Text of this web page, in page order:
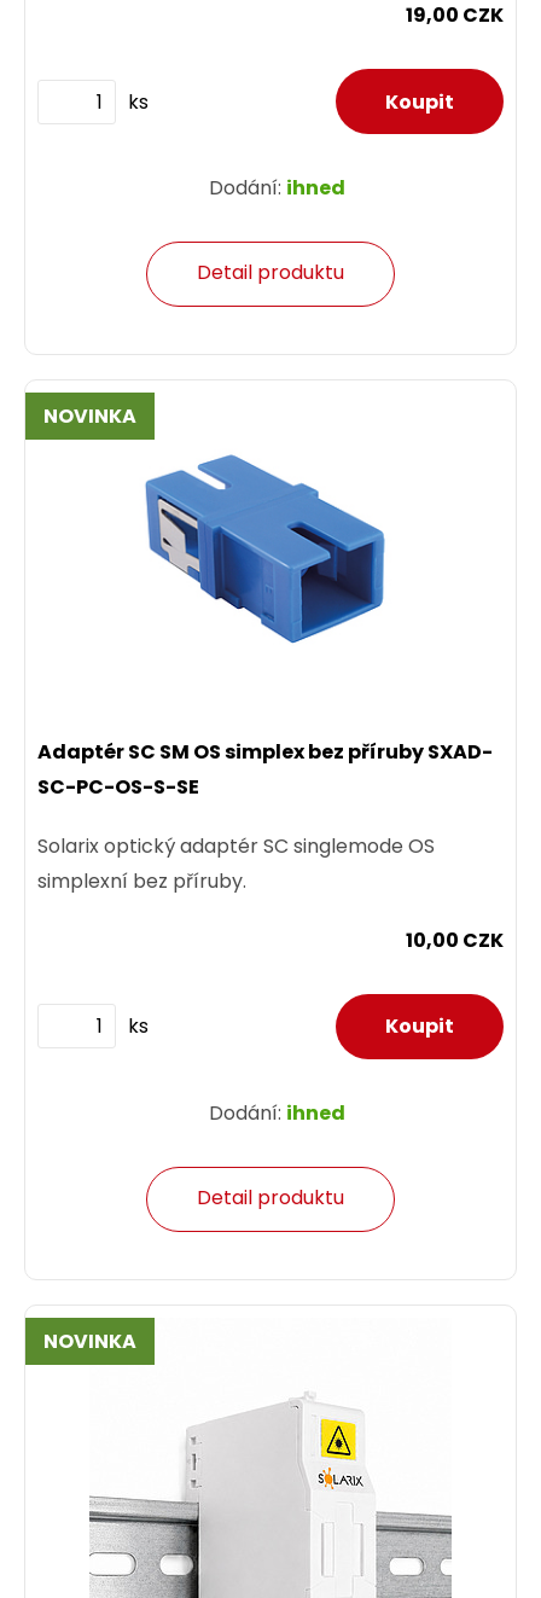
19,00 CZK
ks
Dodání: ihned
Detail produktu
NOVINKA
Adaptér SC SM OS simplex bez příruby SXAD-
SC-PC-OS-S-SE
Solarix optický adaptér SC singlemode OS
simplexní bez příruby.
10,00 CZK
ks
Dodání: ihned
Detail produktu
NOVINKA